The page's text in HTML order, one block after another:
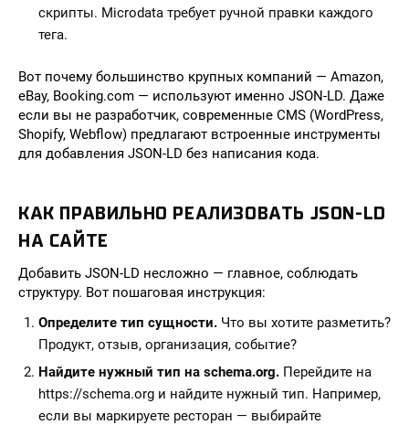
скрипты. Microdata требует ручной правки каждого
тега.
Вот почему большинство крупных компаний — Amazon,
eBay, Booking.com — используют именно JSON-LD. Даже
если вы не разработчик, современные CMS (WordPress,
Shopify, Webflow) предлагают встроенные инструменты
для добавления JSON-LD без написания кода.
КАК ПРАВИЛЬНО РЕАЛИЗОВАТЬ JSON-LD
НА САЙТЕ
Добавить JSON-LD несложно — главное, соблюдать
структуру. Вот пошаговая инструкция:
Определите тип сущности. Что вы хотите разметить?
Продукт, отзыв, организация, событие?
Найдите нужный тип на schema.org. Перейдите на
https://schema.org и найдите нужный тип. Например,
если вы маркируете ресторан — выбирайте